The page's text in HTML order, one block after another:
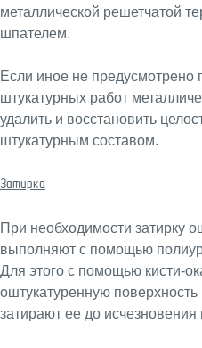
металлической решетчатой
шпателем.
Если иное не предусмотрено
штукатурных работ
удалить и восстановить
штукатурным составом.
Затирка
При необходимости затирку
выполняют с помощью
Для этого с помощью кисти-
оштукатуренную
затирают ее до